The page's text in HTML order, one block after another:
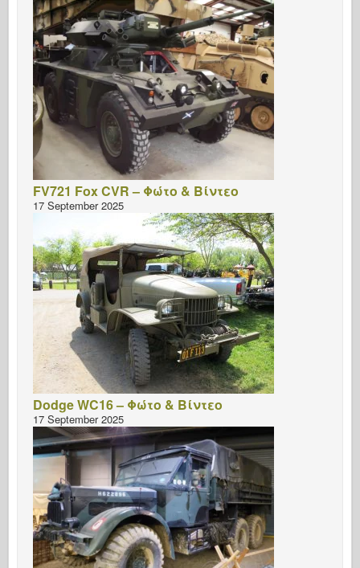
FV721 Fox CVR – Φώτο & Βίντεο
17 September 2025
Dodge WC16 – Φώτο & Βίντεο
17 September 2025